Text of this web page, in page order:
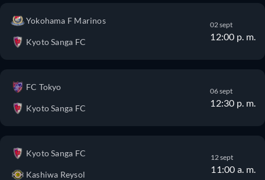
Yokohama F Marinos
Kyoto Sanga FC
02 sept
12:00 p. m.
FC Tokyo
Kyoto Sanga FC
06 sept
12:30 p. m.
Kyoto Sanga FC
Kashiwa Reysol
12 sept
11:00 a. m.